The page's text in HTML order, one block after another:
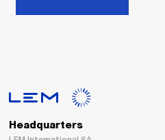
Headquarters